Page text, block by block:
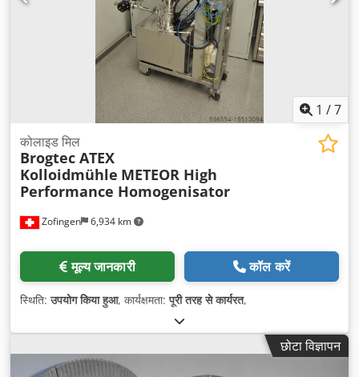
1 /7
Zofingen 6,934 km
कोलाइड मिल
Brogtec ATEX
Kolloidmühle METEOR High
Performance Homogenisator
मूल्य जानकारी कॉल करें
स्थिति:उपयोग किया हुआ, कार्यक्षमता:पूरी तरह से कार्यरत,
छोटा विज्ञापन